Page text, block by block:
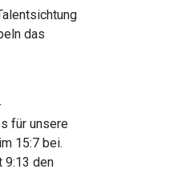
das
für unsere
15:7 bei.
9:13 den